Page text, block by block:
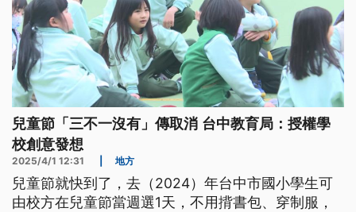
兒童節「三不一沒有」傳取消 台中教育局：授權學
校創意發想
2025/4/1 12:31 地方
兒童節就快到了，去（2024）年台中市國小學生可
由校方在兒童節當週選1天，不用揹書包、穿制服，